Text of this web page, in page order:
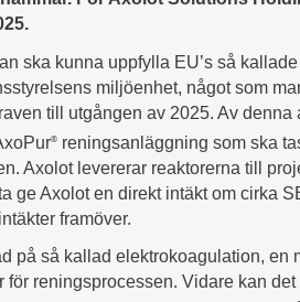
ska kunna uppfylla EU’s så
miljöenhet, något som
till utgången av 2025. Av
® reningsanläggning som ska
Axolot levererar reaktorerna till
ge Axolot en direkt intäkt om cirka
framöver.
på så kallad elektrokoagulation, en
reningsprocessen. Vidare kan